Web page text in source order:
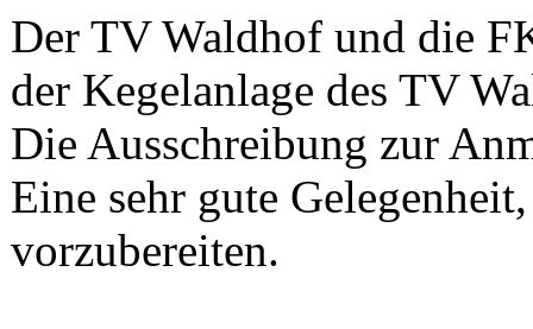
Der TV Waldhof und die
der Kegelanlage des TV
Die Ausschreibung zur
Eine sehr gute
vorzubereiten.